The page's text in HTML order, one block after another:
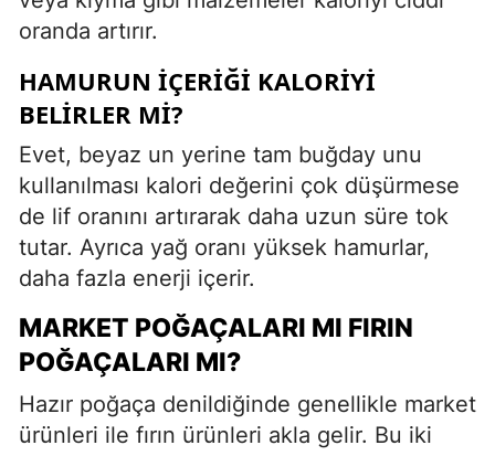
oranda artırır.
HAMURUN İÇERIĞI KALORIYI
BELIRLER MI?
Evet, beyaz un yerine tam buğday unu
kullanılması kalori değerini çok düşürmese
de lif oranını artırarak daha uzun süre tok
tutar. Ayrıca yağ oranı yüksek hamurlar,
daha fazla enerji içerir.
MARKET POĞAÇALARI MI FIRIN
POĞAÇALARI MI?
Hazır poğaça denildiğinde genellikle market
ürünleri ile fırın ürünleri akla gelir. Bu iki